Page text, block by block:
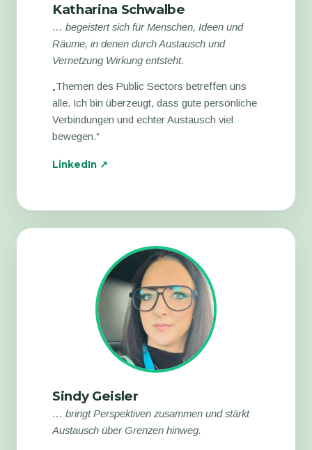
Katharina Schwalbe
… begeistert sich für Menschen, Ideen und
Räume, in denen durch Austausch und
Vernetzung Wirkung entsteht.
„Themen des Public Sectors betreffen uns
alle. Ich bin überzeugt, dass gute persönliche
Verbindungen und echter Austausch viel
bewegen.“
LinkedIn ↗
Sindy Geisler
… bringt Perspektiven zusammen und stärkt
Austausch über Grenzen hinweg.